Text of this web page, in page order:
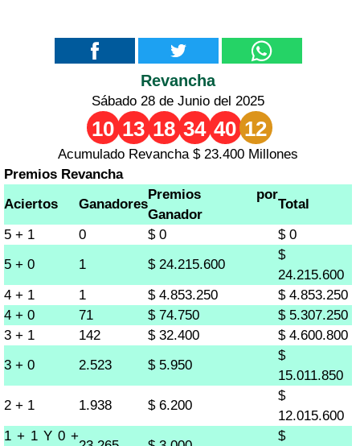
Revancha
Sábado 28 de Junio del 2025
10 13 18 34 40 12
Acumulado Revancha $ 23.400 Millones
Premios Revancha
Aciertos
Ganadores
Premios por
Ganador
Total
5 + 1
0 $ 0
$ 0
5 + 0
1 $ 24.215.600
$
24.215.600
4 + 1
1 $ 4.853.250
$ 4.853.250
4 + 0
71 $ 74.750
$ 5.307.250
3 + 1
142 $ 32.400
$ 4.600.800
3 + 0
2.523 $ 5.950
$
15.011.850
2 + 1
1.938 $ 6.200
$
12.015.600
1 + 1 Y 0 +
$